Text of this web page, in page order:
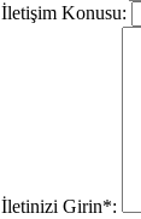
İletişim Konusu:
İletinizi Girin*: